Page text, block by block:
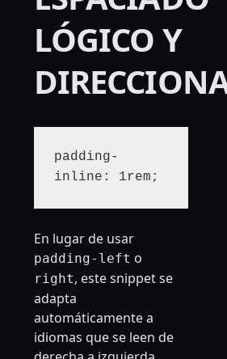
LÓGICO Y
padding-
inline: 1rem;
En lugar de usar
padding-left o
right, este snippet se
adapta
automáticamente a
idiomas que se leen de